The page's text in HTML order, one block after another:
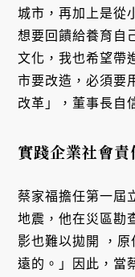
城市，再加上是從
想要回饋給養育自
文化，我也希望帶
市要改造，必須要
改革」，董事長自
實踐企業社會責
蔡家福擔任第一屆
地震，他在災區勘
影也難以拋開 ，
遠的。」因此，當